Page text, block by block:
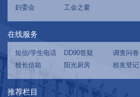
妇委会
工会之窗
在线服务
短信/学生电话 DD90答疑 调查问卷
校长信箱
阳光厨房 校友登记
推荐栏目